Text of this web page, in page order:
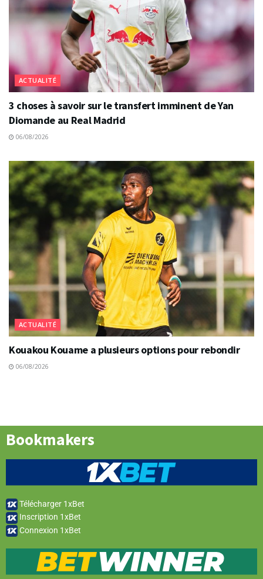
ACTUALITÉ
3 choses à savoir sur le transfert imminent de Yan
Diomande au Real Madrid
06/08/2026
ACTUALITÉ
Kouakou Kouame a plusieurs options pour rebondir
06/08/2026
Bookmakers
Télécharger 1xBet
Inscription 1xBet
Connexion 1xBet